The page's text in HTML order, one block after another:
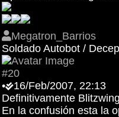
Megatron_Barrios
Soldado Autobot /
#20
•
16/Feb/2007, 22:13
Definitivamente
En la confusión esta la